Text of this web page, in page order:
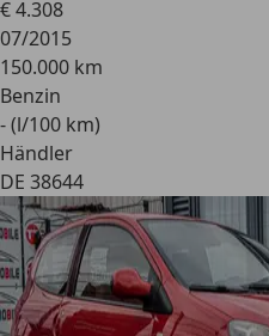
€ 4.308
07/2015
150.000 km
Benzin
- (l/100 km)
Händler
DE 38644